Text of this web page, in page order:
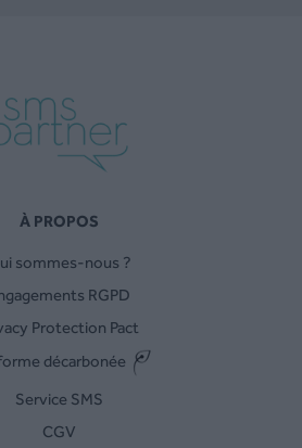
À PROPOS
sommes-nous ?
RGPD
Protection Pact
décarbonée
Service SMS
CGV